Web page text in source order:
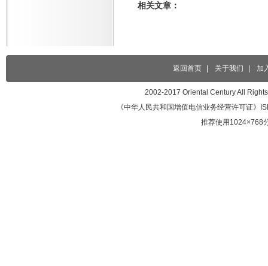
相关文章：
返回首页 关于我们 加
2002-2017 Oriental Century All
《中华人民共和国增值电信业务经营许可证
推荐使用1024×768